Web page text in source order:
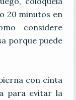
20 minutos en
considere
porque puede
con cinta
para evitar la